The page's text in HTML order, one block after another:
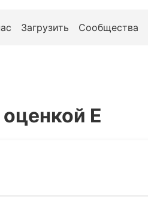
Загрузить Сообщества
E